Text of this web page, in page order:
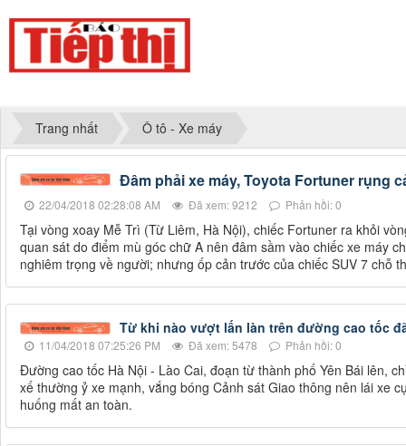
Trang nhất Ô tô - Xe máy
Đâm phải xe máy, Toyota Fortuner rụng
22/04/2018 02:28:08 AM Đã xem: 9212 Phản hồi: 0
Tại vòng xoay Mễ Trì (Từ Liêm, Hà Nội), chiếc Fortuner ra khỏi
quan sát do điểm mù góc chữ A nên đâm sầm vào chiếc xe máy
nghiêm trọng về người; nhưng ốp cản trước của chiếc SUV 7 chỗ
Từ khi nào vượt lấn làn trên đường cao tốc
11/04/2018 07:25:26 PM Đã xem: 5478 Phản hồi: 0
Đường cao tốc Hà Nội - Lào Cai, đoạn từ thành phố Yên Bái lên,
xế thường ỷ xe mạnh, vắng bóng Cảnh sát Giao thông nên lái xe
huống mất an toàn.